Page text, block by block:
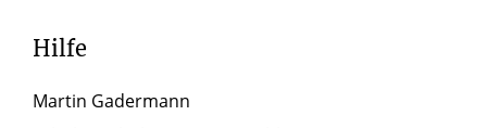
Hilfe
Martin Gadermann